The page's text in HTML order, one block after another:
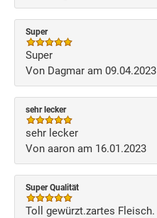
Super
Super
Von Dagmar am 09.04.2023
sehr lecker
sehr lecker
Von aaron am 16.01.2023
Super Qualität
Toll gewürzt.zartes Fleisch.